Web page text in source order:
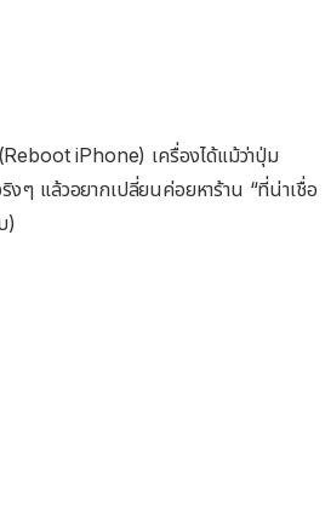
iPhone) เครื่องได้แม้ว่าปุ่ม
งๆ แล้วอยากเปลี่ยนค่อยหาร้าน “ที่น่าเชื่อ
)